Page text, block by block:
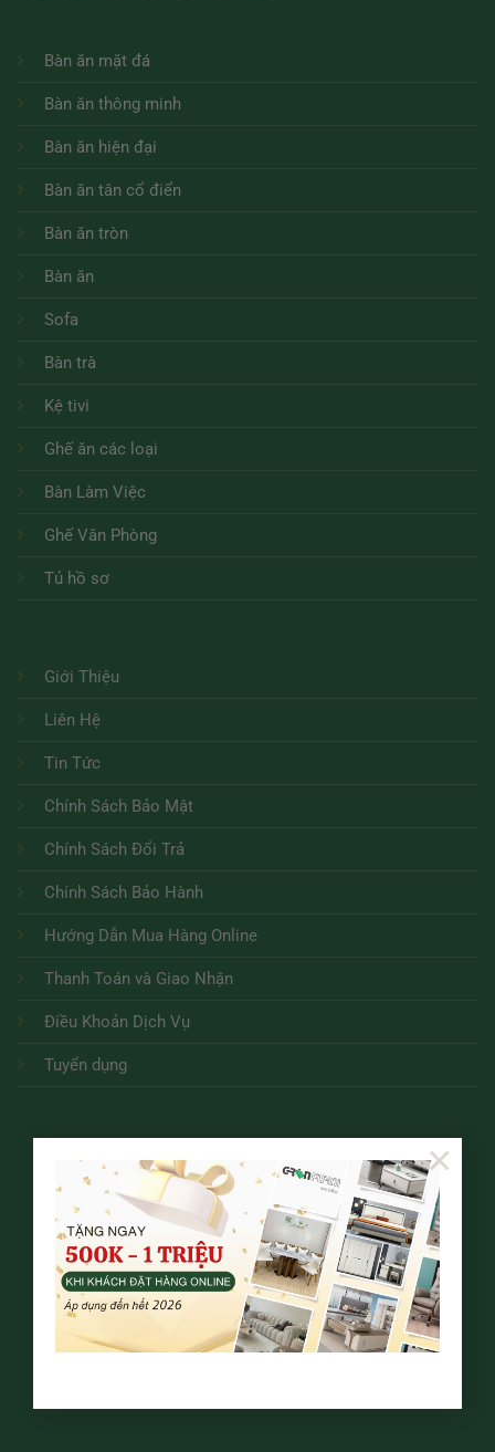
×
Bàn ăn mặt đá
Bàn ăn thông minh
Bàn ăn hiện đại
Bàn ăn tân cổ điển
Bàn ăn tròn
Bàn ăn
Sofa
Bàn trà
Kệ tivi
Ghế ăn các loại
Bàn Làm Việc
Ghế Văn Phòng
Tủ hồ sơ
Giới Thiệu
Liên Hệ
Tin Tức
Chính Sách Bảo Mật
Chính Sách Đổi Trả
Chính Sách Bảo Hành
Hướng Dẫn Mua Hàng Online
Thanh Toán và Giao Nhận
Điều Khoản Dịch Vụ
Tuyển dụng